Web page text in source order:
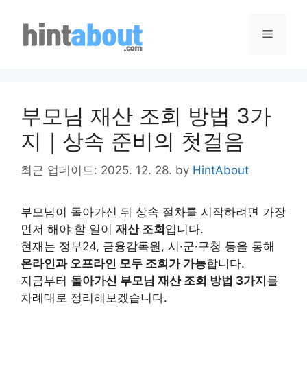
content
Menu
부모님 재산 조회 방법 3가
지｜상속 준비의 첫걸음
최근 업데이트: 2025. 12. 28. by HintAbout
부모님이 돌아가신 뒤 상속 절차를 시작하려면 가장
먼저 해야 할 일이 재산 조회입니다.
현재는 정부24, 금융감독원, 시·군·구청 등을 통해
온라인과 오프라인 모두 조회가 가능합니다.
지금부터 돌아가신 부모님 재산 조회 방법 3가지를
차례대로 정리해보겠습니다.